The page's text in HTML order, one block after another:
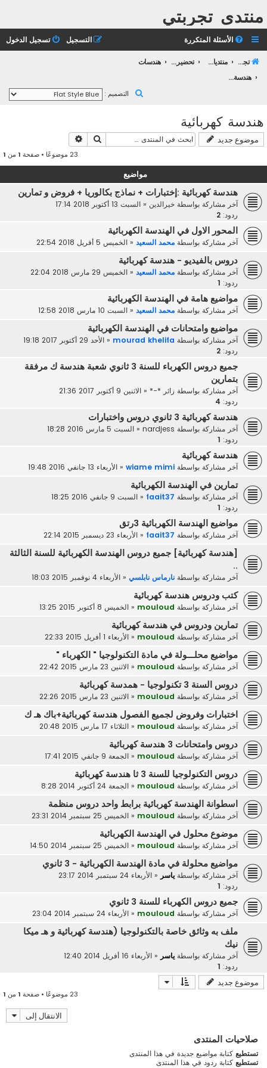
منتدى تجربتي
الأسئلة المتكررة تسجيل الدخول التسجيل
تجربتي منتديات التعليم الثانوي تحضير بكالوريا 2023
هندسات
هندسة كهربائية
التصميم :
هندسة كهربائية
موضوع جديد بحث
23 موضوعًا • صفحة 1 من 1
مواضيع
هندسة كهربائية :إختبارات + نماذج بكالوريا + فروض و تمارين
آخر مشاركة بواسطة خيرالدين « السبت 13 أكتوبر 2018 17:14
ردود: 2
المحور الاول في الهندسة الكهربائية
آخر مشاركة بواسطة محمد السعيد « الخميس 5 أفريل 2018 22:54
دروس بالفيديو - هندسة كهربائية
آخر مشاركة بواسطة محمد السعيد « الخميس 29 مارس 2018 22:04
ردود: 1
مواضيع هامة في الهندسة الكهربائية
آخر مشاركة بواسطة محمد السعيد « السبت 10 مارس 2018 12:58
مواضيع وامتحانات في الهندسة الكهربائية
آخر مشاركة بواسطة mourad khelifa
« الأحد 29 أكتوبر 2017 19:18
ردود: 2
جميع دروس الكهرباء للسنة 3 ثانوي شعبة هندسة ك مرفقة
بتمارين
آخر مشاركة بواسطة زائر *-* « الاثنين 9 أكتوبر 2017 21:36
ردود: 4
هندسة كهربائية 3 ثانوي دروس واختبارات
آخر مشاركة بواسطة nardjess
« السبت 5 مارس 2016 18:28
ردود: 1
هندسة كهربائية
آخر مشاركة بواسطة wiame mimi
« الأربعاء 13 جانفي 2016 19:48
تمارين في الهندسة الكهربائية
آخر مشاركة بواسطة faait37
« السبت 9 جانفي 2016 18:25
ردود: 1
مواضيع الهندسة الكهربائية 3رتق
آخر مشاركة بواسطة faait37
« الأربعاء 23 ديسمبر 2015 22:14
[هندسة كهربائية] جميع دروس الهندسة الكهربائية للسنة الثالثة
..
آخر مشاركة بواسطة نارماس نابلسي « الأربعاء 4 نوفمبر 2015 18:03
كتب ودروس هندسة كهربائية
آخر مشاركة بواسطة mouloud
« الخميس 8 أكتوبر 2015 13:25
تمارين ودروس في هندسة كهربائية
آخر مشاركة بواسطة mouloud
« الأربعاء 1 أفريل 2015 22:33
مواضيع محلـــولة في مادة التكنولوجيا " الكهرباء "
آخر مشاركة بواسطة mouloud
« الاثنين 23 مارس 2015 22:42
دروس السنة 3 تكنولوجيا - همدسة كهربائية
آخر مشاركة بواسطة mouloud
« الاثنين 23 مارس 2015 22:26
اختبارات وفروض لجميع الفصول هندسة كهربائية+باك هـ ك
آخر مشاركة بواسطة mouloud
« الثلاثاء 17 مارس 2015 20:48
دروس وامتحانات 3 هندسة كهربائية
آخر مشاركة بواسطة mouloud
« الجمعة 9 جانفي 2015 17:41
دروس التكنولوجيا للسنة 3 ثا هندسة كهربائية
آخر مشاركة بواسطة mouloud
« الجمعة 24 أكتوبر 2014 8:28
اسطوانة الهندسة كهربائية برابط واحد دروس منظمة
آخر مشاركة بواسطة mouloud
« الخميس 25 سبتمبر 2014 23:31
موضوع محلول في الهندسة الكهربائية
آخر مشاركة بواسطة mouloud
« الخميس 25 سبتمبر 2014 14:50
مواضيع محلولة في مادة الهندسة الكهربائية - 3 ثانوي
آخر مشاركة بواسطة ياسر « الأربعاء 24 سبتمبر 2014 23:17
ردود: 1
جميع دروس الكهرباء للسنة 3 ثانوي
آخر مشاركة بواسطة mouloud
« الأربعاء 24 سبتمبر 2014 23:04
ملف به وثائق خاصة بالتكنولوجيا (هندسة كهربائية و هـ ميكا
نيك
آخر مشاركة بواسطة ياسر « الأربعاء 16 أفريل 2014 12:40
ردود: 1
موضوع جديد
23 موضوعًا • صفحة 1 من 1
الانتقال إلى
صلاحيات المنتدى
تستطيع كتابة مواضيع جديدة في هذا المنتدى
تستطيع كتابة ردود في هذا المنتدى